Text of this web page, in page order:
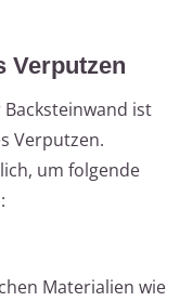
Verputzen
ist
Verputzen.
um folgende
Materialien wie